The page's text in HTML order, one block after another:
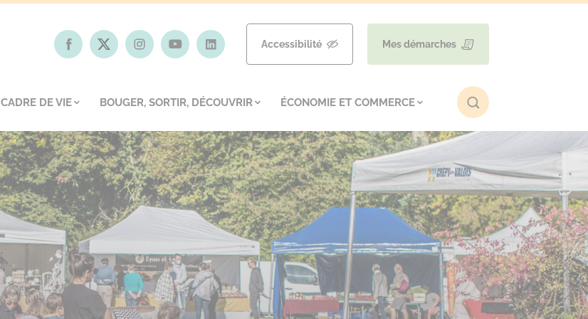
Accessibilité Mes démarches
CADRE DE VIE BOUGER, SORTIR, DÉCOUVRIR ÉCONOMIE ET COMMERCE